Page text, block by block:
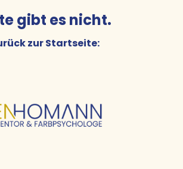
gibt es nicht.
zur Startseite: